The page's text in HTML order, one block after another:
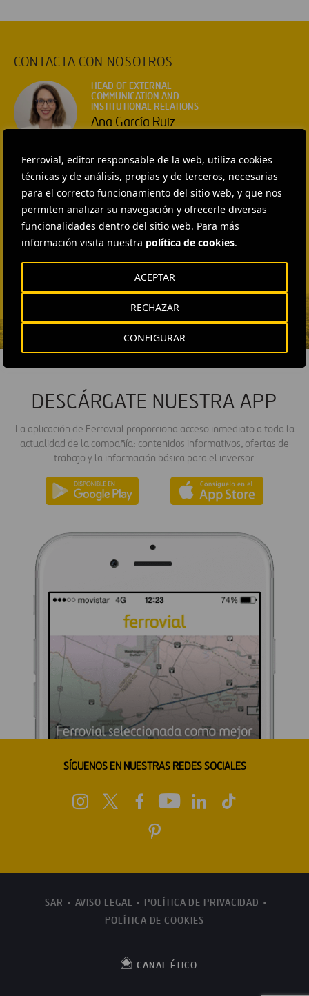
Ferrovial, editor responsable de la web, utiliza cookies
técnicas y de análisis, propias y de terceros, necesarias
para el correcto funcionamiento del sitio web, y que nos
permiten analizar su navegación y ofrecerle diversas
funcionalidades dentro del sitio web. Para más
información visita nuestra política de cookies.
CONFIGURAR
RECHAZAR
ACEPTAR
CONTACTA CON NOSOTROS
HEAD OF EXTERNAL
COMMUNICATION AND
INSTITUTIONAL RELATIONS
Ana García Ruiz
EXTERNAL COMMUNICATION
AND MEDIA RELATIONS
Isabel Muñoz Torres
ENVIAR CORREO
AND MEDIA RELATIONS
Fátima Gracia De
ENVIAR CORREO
DESCÁRGATE NUESTRA APP
La aplicación de Ferrovial proporciona acceso inmediato a toda la
actualidad de la compañía: contenidos informativos, ofertas de
trabajo y la información básica para el inversor.
SÍGUENOS EN NUESTRAS REDES SOCIALES
SAR AVISO LEGAL
POLÍTICA DE PRIVACIDAD
POLÍTICA DE COOKIES
CANAL ÉTICO